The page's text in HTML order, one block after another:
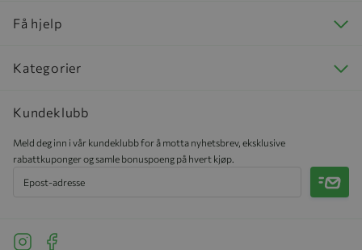
Få hjelp
Kategorier
Kundeklubb
Meld deg inn i vår kundeklubb for å motta nyhetsbrev, eksklusive
rabattkuponger og samle bonuspoeng på hvert kjøp.
Meld
See our Instagram
See our Facebook